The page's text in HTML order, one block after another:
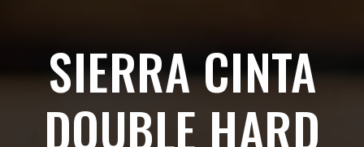
SIERRA CINTA
DOUBLE HARD